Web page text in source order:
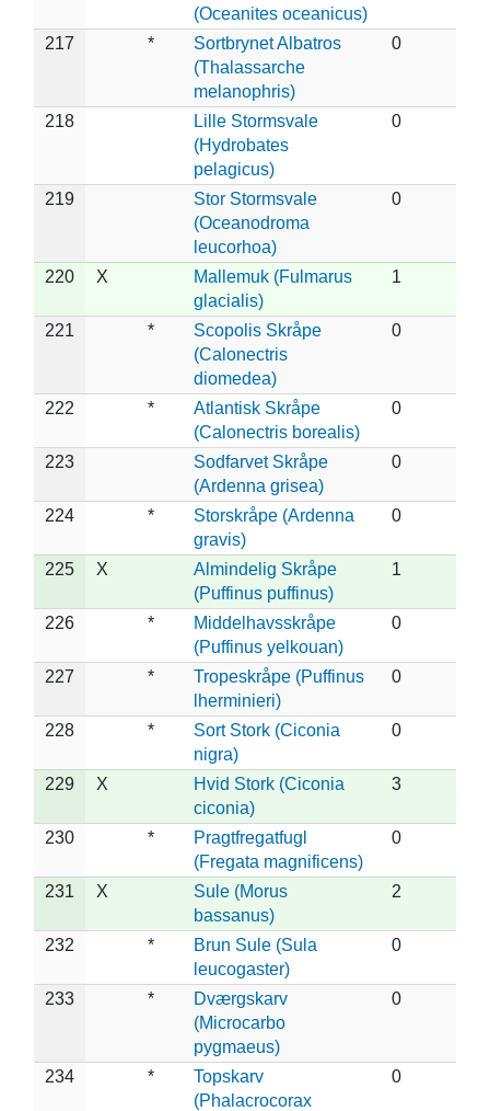
(Oceanites oceanicus)
217 *
Sortbrynet Albatros
(Thalassarche
melanophris)
0
218
Lille Stormsvale
(Hydrobates
pelagicus)
0
219
Stor Stormsvale
(Oceanodroma
leucorhoa)
0
220 X
Mallemuk (Fulmarus
glacialis)
1
221 *
Scopolis Skråpe
(Calonectris
diomedea)
0
222 *
Atlantisk Skråpe
(Calonectris borealis)
0
223
Sodfarvet Skråpe
(Ardenna grisea)
0
224 *
Storskråpe (Ardenna
gravis)
0
225 X
Almindelig Skråpe
(Puffinus puffinus)
1
226 *
Middelhavsskråpe
(Puffinus yelkouan)
0
227 *
Tropeskråpe (Puffinus
lherminieri)
0
228 *
Sort Stork (Ciconia
nigra)
0
229 X
Hvid Stork (Ciconia
ciconia)
3
230 *
Pragtfregatfugl
(Fregata magnificens)
0
231 X
Sule (Morus
bassanus)
2
232 *
Brun Sule (Sula
leucogaster)
0
233 *
Dværgskarv
(Microcarbo
pygmaeus)
0
234 *
Topskarv
(Phalacrocorax
0